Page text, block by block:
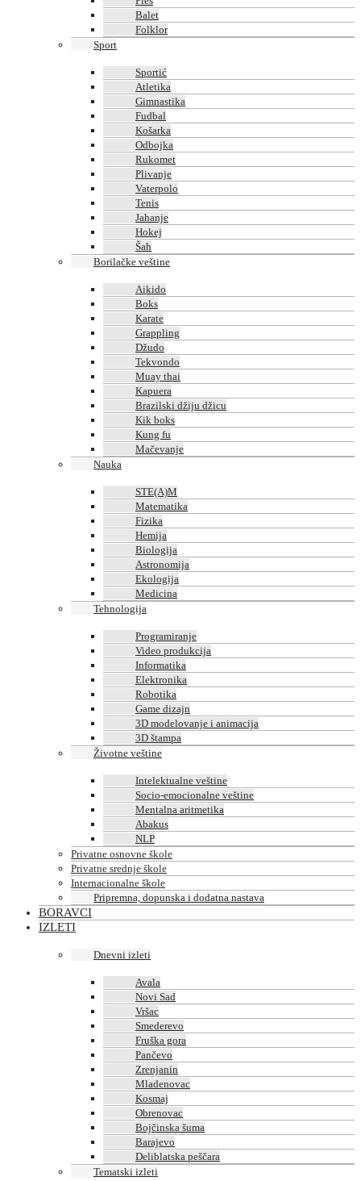
Balet
Folklor
Sport
Sportić
Atletika
Gimnastika
Fudbal
Košarka
Odbojka
Rukomet
Plivanje
Vaterpolo
Tenis
Jahanje
Hokej
Šah
Borilačke veštine
Aikido
Boks
Karate
Grappling
Džudo
Tekvondo
Muay thai
Kapuera
Brazilski džiju džicu
Kik boks
Kung fu
Mačevanje
Nauka
STE(A)M
Matematika
Fizika
Hemija
Biologija
Astronomija
Ekologija
Medicina
Tehnologija
Programiranje
Video produkcija
Informatika
Elektronika
Robotika
Game dizajn
3D modelovanje i animacija
3D štampa
Životne veštine
Intelektualne veštine
Socio-emocionalne veštine
Mentalna aritmetika
Abakus
NLP
Privatne osnovne škole
Privatne srednje škole
Internacionalne škole
Pripremna, dopunska i dodatna nastava
BORAVCI
IZLETI
Dnevni izleti
Avala
Novi Sad
Vršac
Smederevo
Fruška gora
Pančevo
Zrenjanin
Mladenovac
Kosmaj
Obrenovac
Bojčinska šuma
Barajevo
Deliblatska peščara
Tematski izleti